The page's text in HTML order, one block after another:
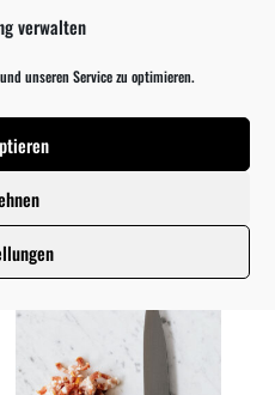
verwalten
unseren Service zu optimieren.